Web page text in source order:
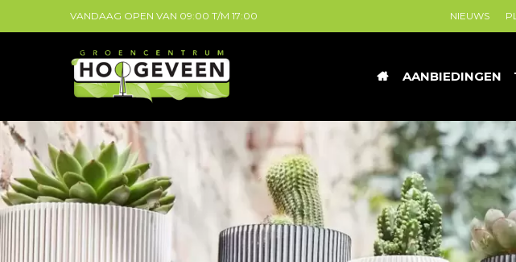
VANDAAG OPEN VAN 09:00 T/M 17:00
AANBIEDINGEN
NIEUWS